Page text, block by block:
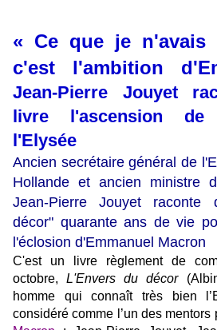
« Ce que je n'avais
c'est l'ambition
Jean-Pierre Jouyet
livre l'ascension de
l'Elysée
Ancien secrétaire général de
Hollande et ancien ministre
Jean-Pierre Jouyet raconte
décor" quarante ans de vie
l'éclosion d'Emmanuel Macron
C'est un livre règlement de
octobre,L'Envers du décor
homme qui connaît très bien
considéré comme l’un des mentors